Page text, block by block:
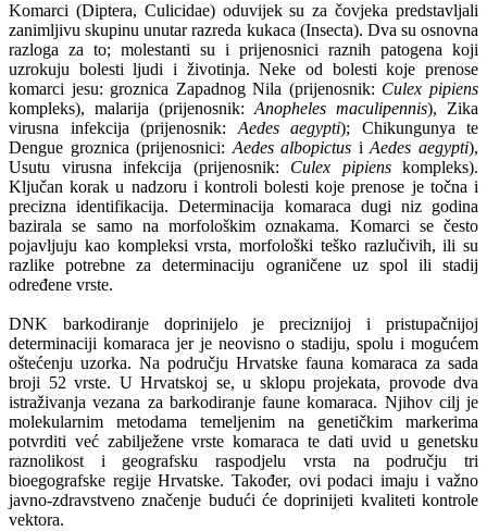
Komarci (Diptera, Culicidae) oduvijek su za čovjeka predstavljali
zanimljivu skupinu unutar razreda kukaca (Insecta). Dva su osnovna
razloga za to; molestanti su i prijenosnici raznih patogena koji
uzrokuju bolesti ljudi i životinja. Neke od bolesti koje prenose
komarci jesu: groznica Zapadnog Nila (prijenosnik: Culex pipiens
kompleks), malarija (prijenosnik: Anopheles maculipennis), Zika
virusna infekcija (prijenosnik: Aedes aegypti); Chikungunya te
Dengue groznica (prijenosnici: Aedes albopictus iAedes aegypti),
Usutu virusna infekcija (prijenosnik: Culex pipienskompleks).
Ključan korak u nadzoru i kontroli bolesti koje prenose je točna i
precizna identifikacija. Determinacija komaraca dugi niz godina
bazirala se samo na morfološkim oznakama. Komarci se često
pojavljuju kao kompleksi vrsta, morfološki teško razlučivih, ili su
razlike potrebne za determinaciju ograničene uz spol ili stadij
određene vrste.
DNK barkodiranje doprinijelo je preciznijoj i pristupačnijoj
determinaciji komaraca jer je neovisno o stadiju, spolu i mogućem
oštećenju uzorka. Na području Hrvatske fauna komaraca za sada
broji 52 vrste. U Hrvatskoj se, u sklopu projekata, provode dva
istraživanja vezana za barkodiranje faune komaraca. Njihov cilj je
molekularnim metodama temeljenim na genetičkim markerima
potvrditi već zabilježene vrste komaraca te dati uvid u genetsku
raznolikost i geografsku raspodjelu vrsta na području tri
bioegografske regije Hrvatske. Također, ovi podaci imaju i važno
javno-zdravstveno značenje budući će doprinijeti kvaliteti kontrole
vektora.